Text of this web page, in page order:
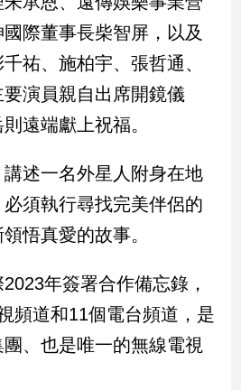
際董事長柴智屏，以及
祐、施柏宇、張哲通、
演員親自出席開鏡儀
遠端獻上祝福。
講述一名外星人附身在地
須執行尋找完美伴侶的
悟真愛的故事。
年簽署合作備忘錄，
頻道和11個電台頻道，是
、也是唯一的無線電視